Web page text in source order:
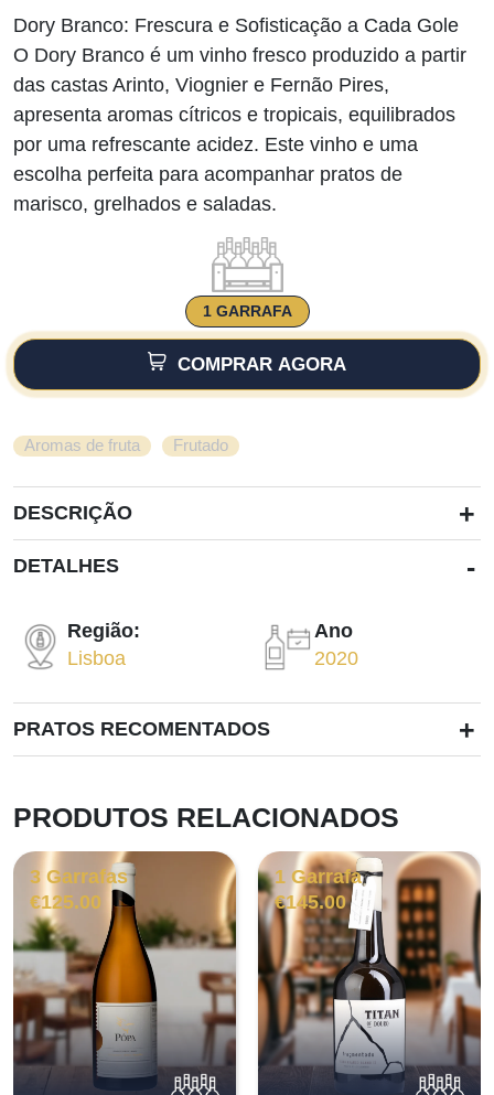
Dory Branco: Frescura e Sofisticação a Cada Gole
O Dory Branco é um vinho fresco produzido a partir
das castas Arinto, Viognier e Fernão Pires,
apresenta aromas cítricos e tropicais, equilibrados
por uma refrescante acidez. Este vinho e uma
escolha perfeita para acompanhar pratos de
marisco, grelhados e saladas.
1 GARRAFA
COMPRAR AGORA
Aromas de fruta Frutado
DESCRIÇÃO +
DETALHES -
Região:
Lisboa
Ano
2020
PRATOS RECOMENTADOS +
PRODUTOS RELACIONADOS
3 Garrafas
€125.00
1 Garrafa
€145.00